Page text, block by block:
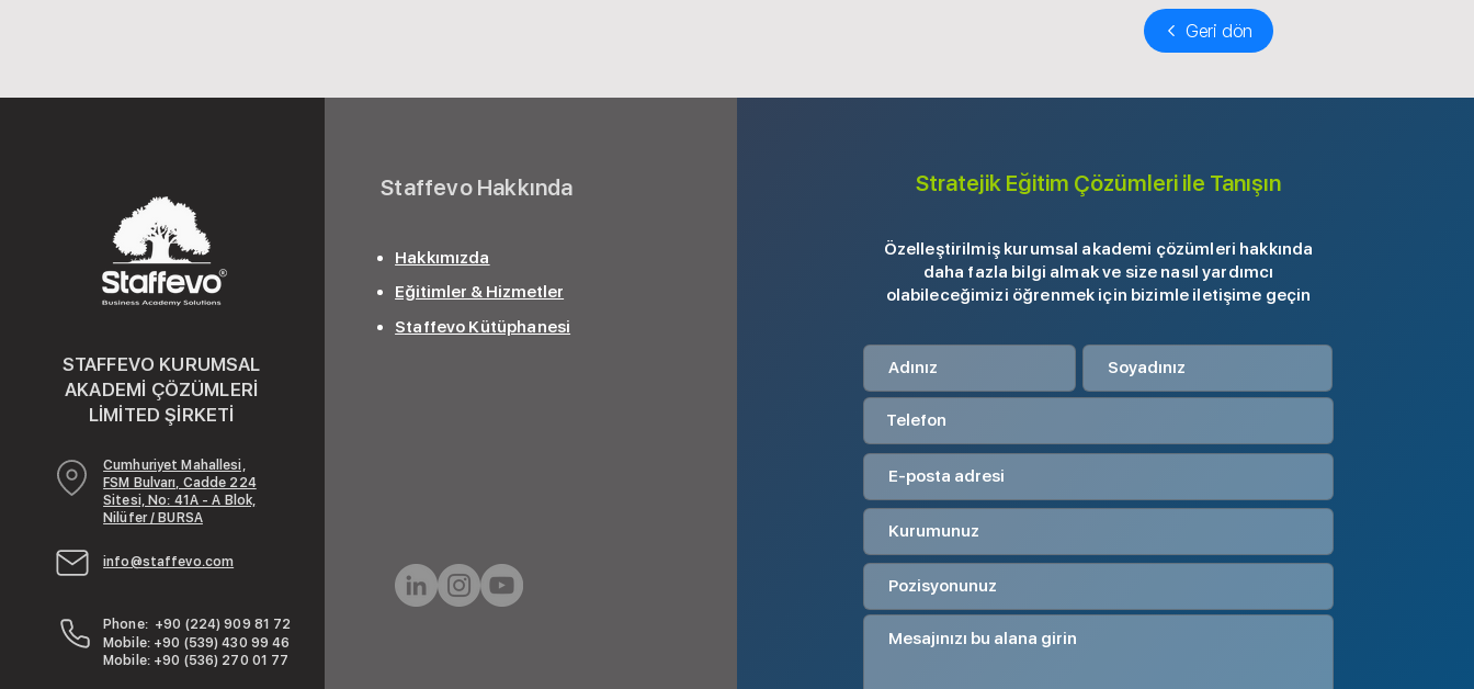
Geri dön
STAFFEVO KURUMSAL
AKADEMİ ÇÖZÜMLERİ
LİMİTED ŞİRKETİ
Cumhuriyet Mahallesi,
FSM Bulvarı, Cadde 224
Sitesi, No: 41A - A Blok,
Nilüfer / BURSA
info@staffevo.com
Phone: +90 (224) 909 81 72
Mobile: +90 (539) 430 99 46
Mobile: +90 (536) 270 01 77
Staffevo Hakkında
Hakkımızda
Eğitimler & Hizmetler
Staffevo Kütüphanesi
Stratejik Eğitim Çözümleri ile Tanışın
Özelleştirilmiş kurumsal akademi çözümleri hakkında
daha fazla bilgi almak ve size nasıl yardımcı
olabileceğimizi öğrenmek için bizimle iletişime geçin